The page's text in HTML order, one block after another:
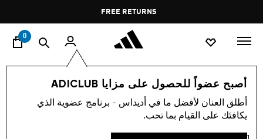
Pause
promotion
rotation
FREE DELIVERY OVER 55 BHD
0
أصبح عضواً للحصول على مزايا ADICLUB
أطلق العنان لأفضل ما في أديداس - برنامج عضوية الذي
يكافئك على القيام بما تحب.
الأطفال الملابس
ملابس اطفال (1381)